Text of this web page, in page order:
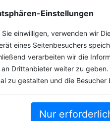
Einstellungen
Sie einwilligen, verwenden wir
eines Seitenbesuchers
verarbeiten wir die
Drittanbieter weiter zu
zu gestalten und die Besucher
Nur